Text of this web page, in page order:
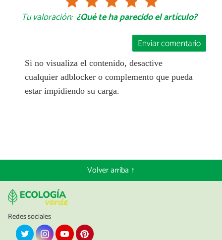
Tu valoración: ¿Qué te ha parecido el artículo?
Enviar comentario
Si no visualiza el contenido, desactive
cualquier adblocker o complemento que pueda
estar impidiendo su carga.
Volver arriba ↑
Redes sociales